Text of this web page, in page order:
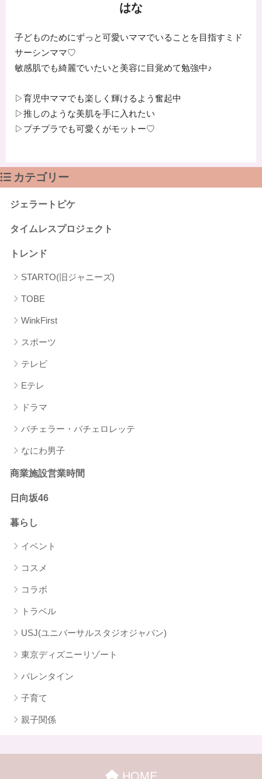
はな
子どものためにずっと可愛いママでいることを目指すミド
サーシンママ♡
敏感肌でも綺麗でいたいと美容に目覚めて勉強中♪
▷育児中ママでも楽しく輝けるよう奮起中
▷推しのような美肌を手に入れたい
▷プチプラでも可愛くがモットー♡
カテゴリー
ジェラートピケ
タイムレスプロジェクト
トレンド
STARTO(旧ジャニーズ)
TOBE
WinkFirst
スポーツ
テレビ
Eテレ
ドラマ
バチェラー・バチェロレッテ
なにわ男子
商業施設営業時間
日向坂46
暮らし
イベント
コスメ
コラボ
トラベル
USJ(ユニバーサルスタジオジャパン)
東京ディズニーリゾート
バレンタイン
子育て
親子関係
HOME